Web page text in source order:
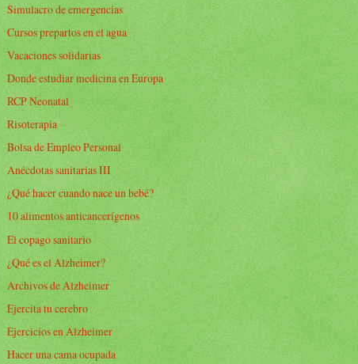
Simulacro de emergencias
Cursos prepartos en el agua
Vacaciones solidarias
Donde estudiar medicina en Europa
RCP Neonatal
Risoterapia
Bolsa de Empleo Personal
Anécdotas sanitarias III
¿Qué hacer cuando nace un bebé?
10 alimentos anticancerígenos
El copago sanitario
¿Qué es el Alzheimer?
Archivos de Alzheimer
Ejercita tu cerebro
Ejercicios en Alzheimer
Hacer una cama ocupada